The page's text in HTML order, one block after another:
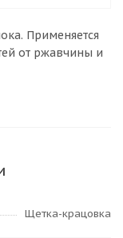
Применяется
от ржавчины и
Щетка-крацовка